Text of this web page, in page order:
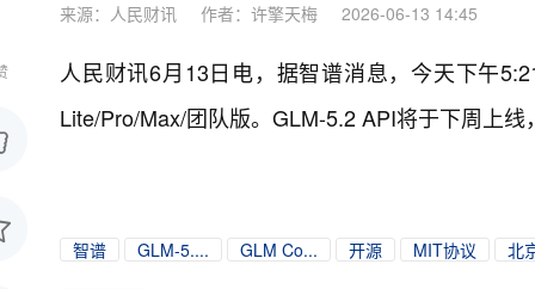
来源：人民财讯 作者：许擎天梅 2026-06-13 14:45
人民财讯6月13日电， 据智谱消息，今天下午
Lite/Pro/Max/团队版。GLM-5.2 API将于下周上
智谱 GLM-5.... GLM Co... 开源 MIT协议 北